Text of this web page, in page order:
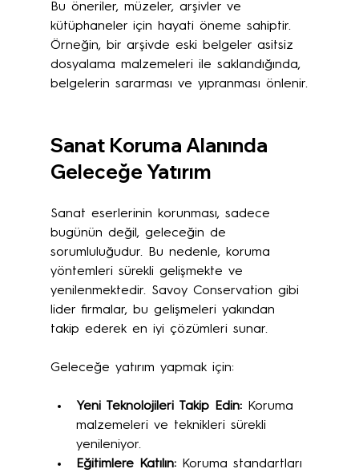
Bu öneriler, müzeler, arşivler ve
kütüphaneler için hayati öneme sahiptir.
Örneğin, bir arşivde eski belgeler asitsiz
dosyalama malzemeleri ile saklandığında,
belgelerin sararması ve yıpranması önlenir.
Sanat Koruma Alanında
Geleceğe Yatırım
Sanat eserlerinin korunması, sadece
bugünün değil, geleceğin de
sorumluluğudur. Bu nedenle, koruma
yöntemleri sürekli gelişmekte ve
yenilenmektedir. Savoy Conservation gibi
lider firmalar, bu gelişmeleri yakından
takip ederek en iyi çözümleri sunar.
Geleceğe yatırım yapmak için:
Yeni Teknolojileri Takip Edin: Koruma
malzemeleri ve teknikleri sürekli
yenileniyor.
Eğitimlere Katılın: Koruma standartları